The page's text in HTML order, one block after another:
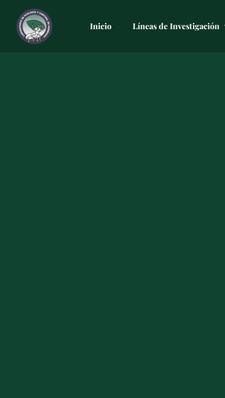
contenido
Inicio Líneas de Investigación